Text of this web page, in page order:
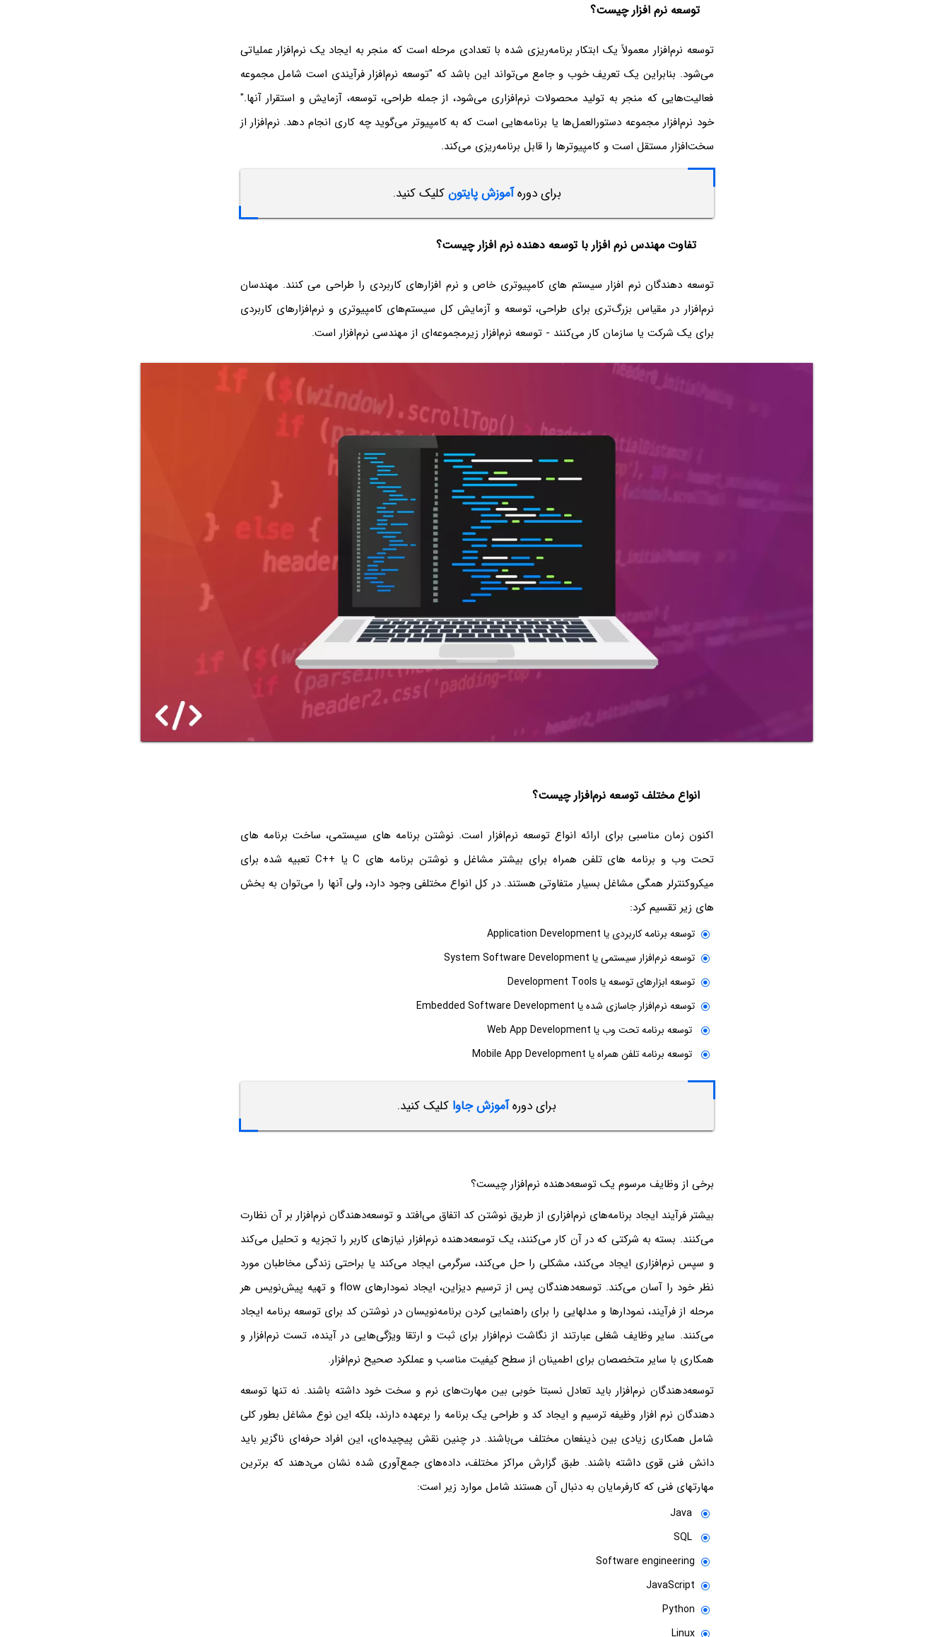
توسعه نرم افزار چیست؟
توسعه نرم‌افزار معمولاً یک ابتکار برنامه‌ریزی شده با تعدادی مرحله است که منجر به ایجاد یک نرم‌افزار عملیاتی
می‌شود. بنابراین یک تعریف خوب و جامع می‌تواند این باشد که "توسعه نر‌م‌افزار فرآیندی است شامل مجموعه
فعالیت‌هایی که منجر به تولید محصولات نرم‌افزاری می‌شود، از جمله طراحی، توسعه، آزمایش و استقرار آنها."
خود نرم‌افزار مجموعه دستورالعمل‌ها یا برنامه‌هایی است که به کامپیوتر می‌گوید چه کاری انجام دهد. نرم‌افزار از
سخت‌افزار مستقل است و کامپیوترها را قابل برنامه‌ریزی می‌کند.
برای دورهآموزش پایتونکلیک کنید.
تفاوت مهندس نرم افزار با توسعه دهنده نرم افزار چیست؟
توسعه دهندگان نرم افزار سیستم های کامپیوتری خاص و نرم افزارهای کاربردی را طراحی می کنند. مهندسان
نرم‌افزار در مقیاس بزرگ‌تری برای طراحی، توسعه و آزمایش کل سیستم‌های کامپیوتری و نرم‌افزارهای کاربردی
برای یک شرکت یا سازمان کار می‌کنند - توسعه نرم‌افزار زیرمجموعه‌ای از مهندسی نرم‌افزار است.
انواع مختلف توسعه نرم‌افزار چیست؟
اکنون زمان مناسبی برای ارائه انواع توسعه نرم‌افزار است. نوشتن برنامه های سیستمی، ساخت برنامه های
تحت وب و برنامه ‌های تلفن همراه برای بیشتر مشاغل و نوشتن برنامه ‌های C یا ++C تعبیه شده برای
میکروکنترلر همگی مشاغل بسیار متفاوتی هستند. در کل انواع مختلفی وجود دارد، ولی آنها را می‌توان به بخش
های زیر تقسیم کرد:
توسعه برنامه کاربردی‌ یا Application Development
توسعه نرم‌افزار سیستمی یا System Software Development
توسعه ابزارهای توسعه یا Development Tools
توسعه نرم‌افزار جاسازی شده یا Embedded Software Development
توسعه برنامه تحت وب یا Web App Development
توسعه برنامه تلفن همراه یا Mobile App Development
برای دورهآموزش جاوا کلیک کنید.
برخی از وظایف مرسوم یک توسعه‌دهنده نرم‌افزار چیست؟
بیشتر فرآیند ایجاد برنامه‌های نرم‌افزاری از طریق نوشتن کد اتفاق می‌افتد و توسعه‌دهندگان نرم‌افزار بر آن نظارت
می‌کنند. بسته به شرکتی که در آن کار می‌کنند، یک توسعه‌دهنده نرم‌افزار نیازهای کاربر را تجزیه و تحلیل می‌کند
و سپس نرم‌افزاری ایجاد می‌کند، مشکلی را حل می‌کند، سرگرمی ایجاد می‌کند یا براحتی زندگی مخاطبان مورد
نظر خود را آسان می‌کند. توسعه‌دهندگان پس از ترسیم دیزاین، ایجاد نمودارهای flow و تهیه پیش‌نویس هر
مرحله از فرآیند، نمودارها و مدلهایی را برای راهنمایی کردن برنامه‌نویسان در نوشتن کد برای توسعه برنامه ایجاد
می‌کنند. سایر وظایف شغلی عبارتند از نگاشت نرم‌افزار برای ثبت و ارتقا ویژگی‌هایی در آینده، تست نرم‌افزار و
همکاری با سایر متخصصان برای اطمینان از سطح کیفیت مناسب و عملکرد صحیح نرم‌افزار.
توسعه‌دهندگان نرم‌افزار باید تعادل نسبتا خوبی بین مهارت‌های نرم و سخت خود داشته باشند. نه تنها توسعه
دهندگان نرم افزار وظیفه ترسیم و ایجاد کد و طراحی یک برنامه را برعهده دارند، بلکه این نوع مشاغل بطور کلی
شامل همکاری زیادی بین ذینفعان مختلف می‌باشند. در چنین نقش پیچیده‌ای، این افراد حرفه‌ای ناگزیر باید
دانش فنی قوی داشته باشند. طبق گزارش مراکز مختلف، داده‌های جمع‌آوری شده نشان می‌دهند که برترین
مهارتهای فنی که کارفرمایان به دنبال آن هستند شامل موارد زیر است:
Java
SQL
Software engineering
JavaScript
Python
Linux